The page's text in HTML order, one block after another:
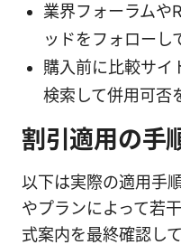
業界フォーラム
ッドをフォローし
購入前に比較サイ
検索して併用可否
割引適用の手
以下は実際の適用手
やプランによって若
式案内を最終確認し